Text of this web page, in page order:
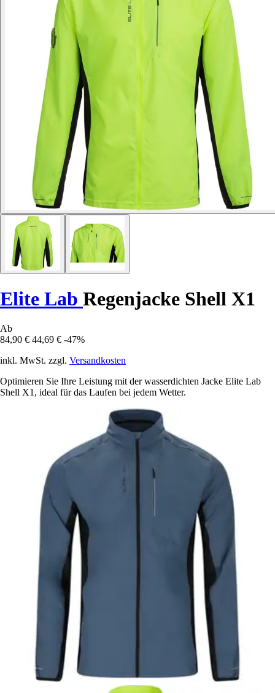
Elite Lab Regenjacke Shell X1
Ab
84,90 € 44,69 € -47%
inkl. MwSt. zzgl. Versandkosten
Optimieren Sie Ihre Leistung mit der wasserdichten Jacke Elite Lab
Shell X1, ideal für das Laufen bei jedem Wetter.